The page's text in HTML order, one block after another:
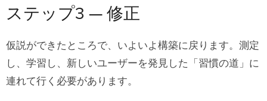
ステップ3 — 修正
仮説ができたところで、いよいよ構築に戻ります。測定
し、学習し、新しいユーザーを発見した「習慣の道」に
連れて行く必要があります。